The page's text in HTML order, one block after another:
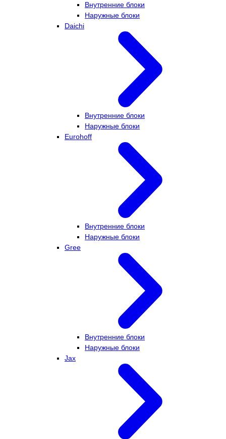
Внутренние блоки
Наружные блоки
Daichi
Внутренние блоки
Наружные блоки
Eurohoff
Внутренние блоки
Наружные блоки
Gree
Внутренние блоки
Наружные блоки
Jax